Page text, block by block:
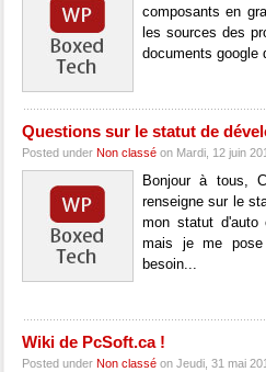
composants en
les sources des
documents google
Questions sur le statut de
Posted under Non classé on Mardi, 12 juin
Bonjour à tous,
renseigne sur le
mon statut d'auto
mais je me
besoin...
Wiki de PcSoft.ca !
Posted under Non classé on Jeudi, 31 mai